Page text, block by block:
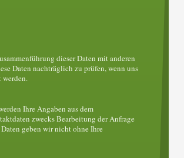
dieser Daten mit anderen
Daten nachträglich zu prüfen, wenn uns
Ihre Angaben aus dem
zwecks Bearbeitung der Anfrage
geben wir nicht ohne Ihre